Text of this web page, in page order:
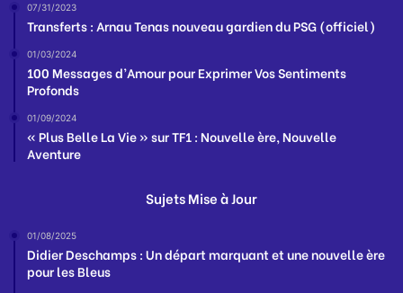
07/31/2023
Transferts : Arnau Tenas nouveau gardien du PSG (officiel)
01/03/2024
100 Messages d’Amour pour Exprimer Vos Sentiments
Profonds
01/09/2024
« Plus Belle La Vie » sur TF1 : Nouvelle ère, Nouvelle
Aventure
Sujets Mise à Jour
01/08/2025
Didier Deschamps : Un départ marquant et une nouvelle ère
pour les Bleus